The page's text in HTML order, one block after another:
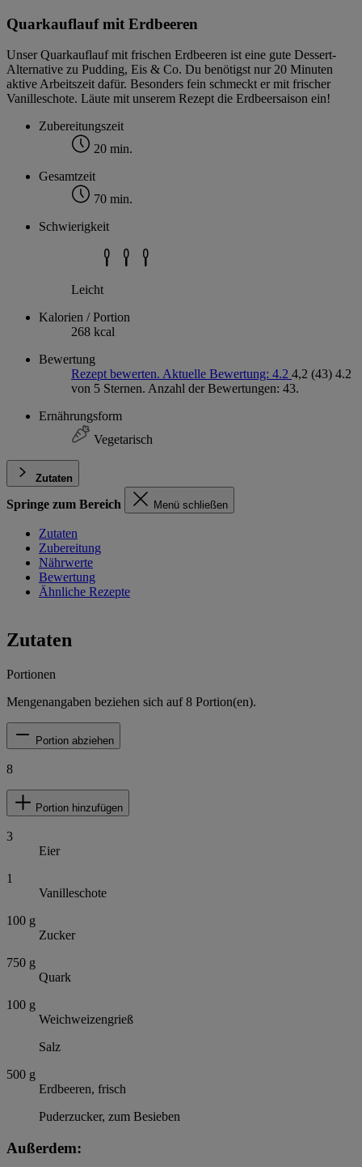
Quarkauflauf mit Erdbeeren
Unser Quarkauflauf mit frischen Erdbeeren ist eine gute Dessert-
Alternative zu Pudding, Eis & Co. Du benötigst nur 20 Minuten
aktive Arbeitszeit dafür. Besonders fein schmeckt er mit frischer
Vanilleschote. Läute mit unserem Rezept die Erdbeersaison ein!
Zubereitungszeit
20 min.
Gesamtzeit
70 min.
Schwierigkeit
Leicht
Kalorien / Portion
268 kcal
Bewertung
Rezept bewerten. Aktuelle Bewertung: 4.2 4,2 (43) 4.2
von 5 Sternen. Anzahl der Bewertungen: 43.
Ernährungsform
Vegetarisch
Zutaten
Springe zum Bereich Menü schließen
Zutaten
Zubereitung
Nährwerte
Bewertung
Ähnliche Rezepte
Zutaten
Portionen
Mengenangaben beziehen sich auf8 Portion(en).
Portion abziehen
8
Portion hinzufügen
3
Eier
1
Vanilleschote
100 g
Zucker
750 g
Quark
100 g
Weichweizengrieß
Salz
500 g
Erdbeeren, frisch
Puderzucker, zum Besieben
Außerdem: